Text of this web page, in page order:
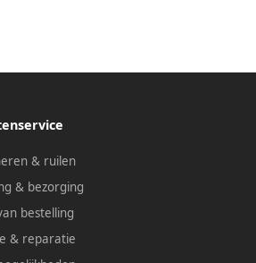
& ruilen
& bezorging
bestelling
& reparatie